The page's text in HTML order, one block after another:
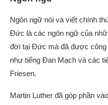
Ngôn ngữ nói và viết chính
Đức là các ngôn ngữ của
đời tại Đức mà đã được công
như tiếng Đan Mạch và các
Friesen.
Martin Luther đã góp phần